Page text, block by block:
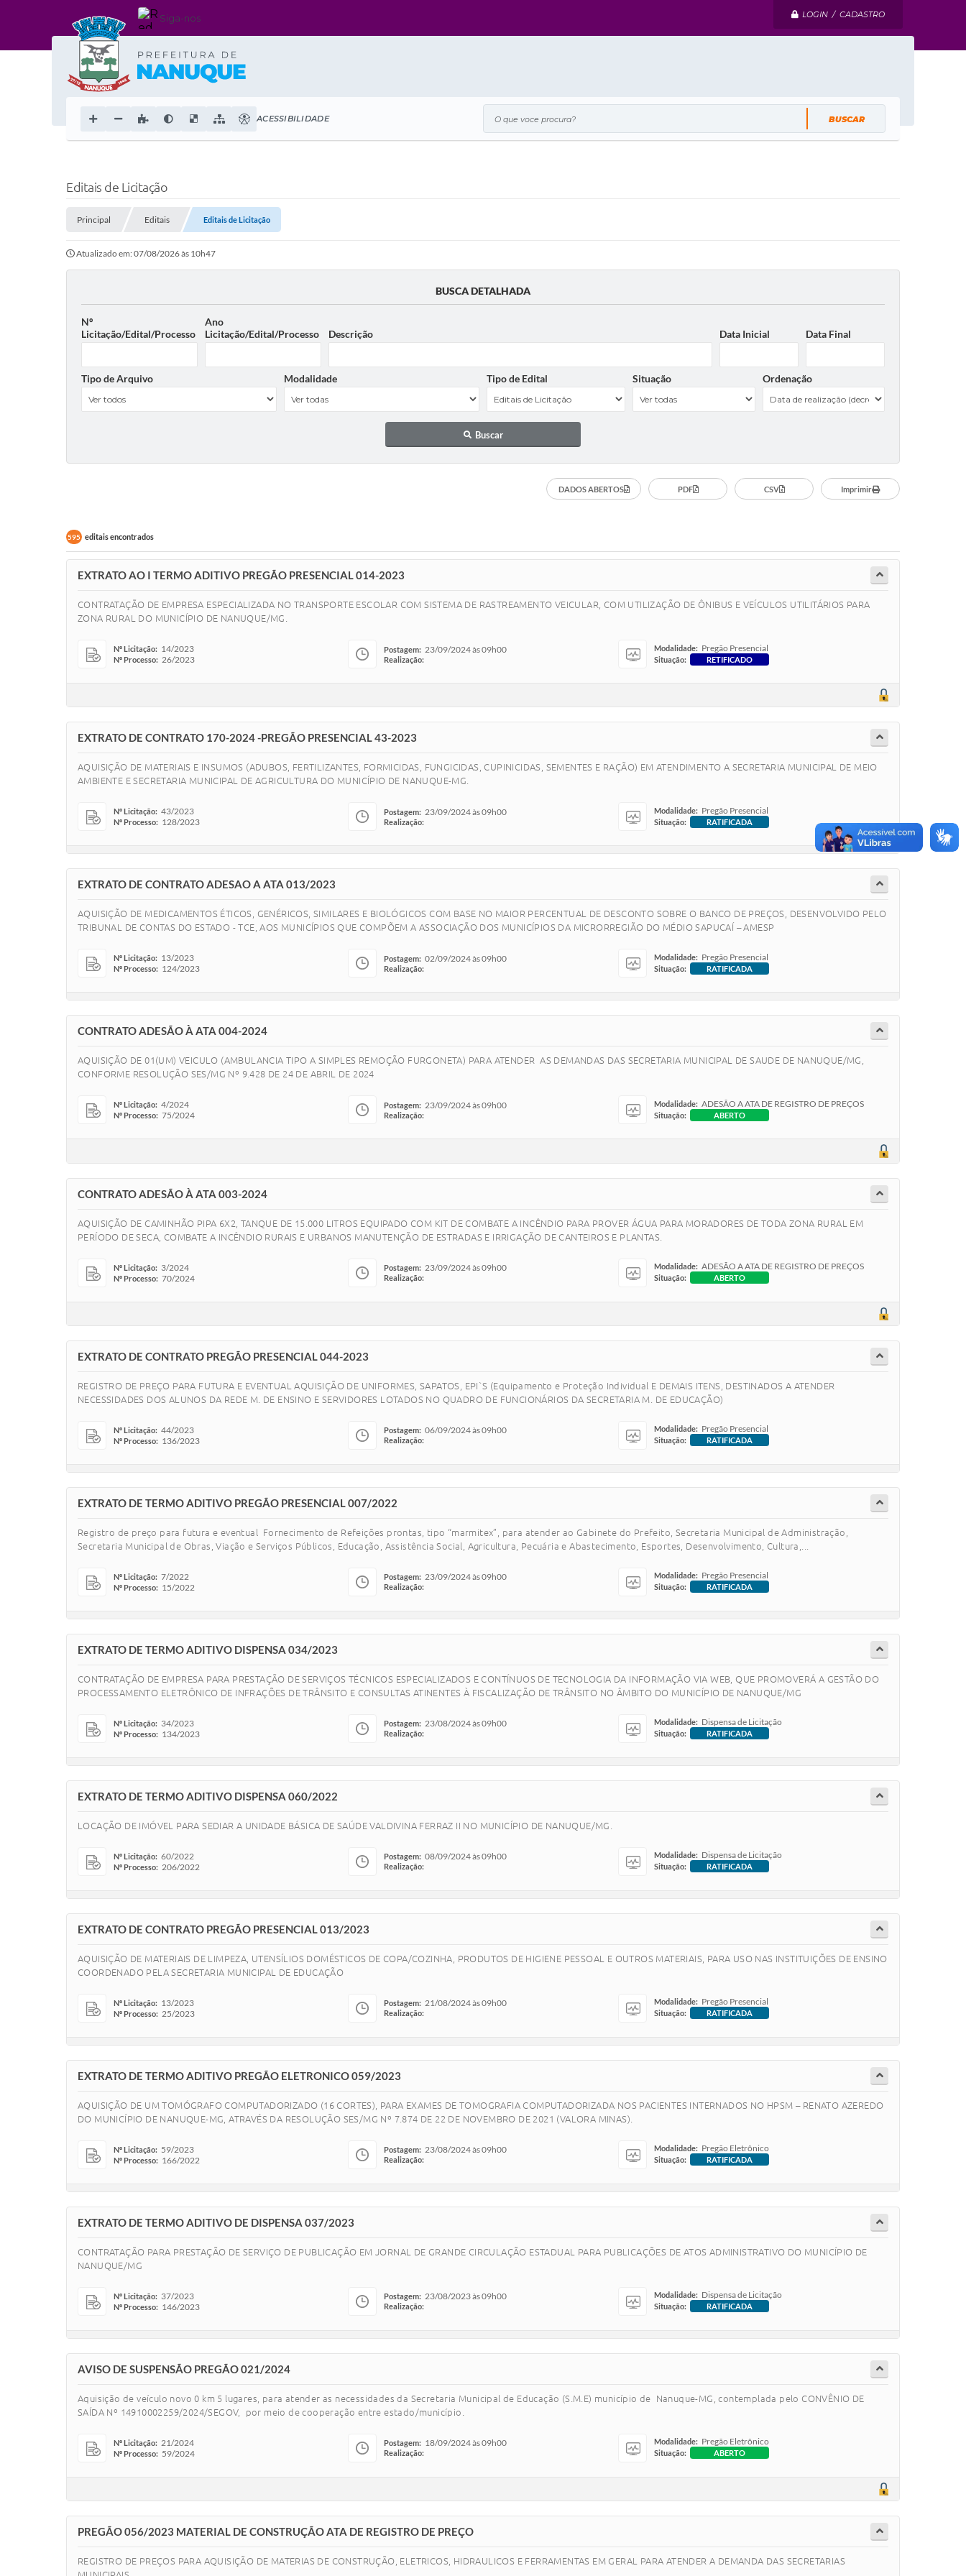
LOGIN / CADASTRO
Siga-nos
ACESSIBILIDADE O que voce procura?
Editais de Licitação
Principal Editais Editais de Licitação
Atualizado em: 07/08/2026 às 10h47
BUSCA DETALHADA
Nº
Licitação/Edital/Processo
Ano
Licitação/Edital/Processo
Descrição Data Inicial Data Final
Tipo de Arquivo Modalidade Tipo de Edital Situação Ordenação
Buscar
DADOS ABERTOS PDF CSV Imprimir
595 editais encontrados
EXTRATO AO I TERMO ADITIVO PREGÃO PRESENCIAL 014-2023
CONTRATAÇÃO DE EMPRESA ESPECIALIZADA NO TRANSPORTE ESCOLAR COM SISTEMA DE RASTREAMENTO VEICULAR, COM UTILIZAÇÃO DE ÔNIBUS E VEÍCULOS UTILITÁRIOS PARA
ZONA RURAL DO MUNICÍPIO DE NANUQUE/MG.
Nº Licitação: 14/2023
Nº Processo: 26/2023
Postagem: 23/09/2024 às 09h00
Realização:
Modalidade: Pregão Presencial
Situação: RETIFICADO
EXTRATO DE CONTRATO 170-2024 -PREGÃO PRESENCIAL 43-2023
AQUISIÇÃO DE MATERIAIS E INSUMOS (ADUBOS, FERTILIZANTES, FORMICIDAS, FUNGICIDAS, CUPINICIDAS, SEMENTES E RAÇÃO) EM ATENDIMENTO A SECRETARIA MUNICIPAL DE MEIO
AMBIENTE E SECRETARIA MUNICIPAL DE AGRICULTURA DO MUNICÍPIO DE NANUQUE-MG.
Nº Licitação: 43/2023
Nº Processo: 128/2023
Postagem: 23/09/2024 às 09h00
Realização:
Modalidade: Pregão Presencial
Situação: RATIFICADA
EXTRATO DE CONTRATO ADESAO A ATA 013/2023
AQUISIÇÃO DE MEDICAMENTOS ÉTICOS, GENÉRICOS, SIMILARES E BIOLÓGICOS COM BASE NO MAIOR PERCENTUAL DE DESCONTO SOBRE O BANCO DE PREÇOS, DESENVOLVIDO PELO
TRIBUNAL DE CONTAS DO ESTADO - TCE, AOS MUNICÍPIOS QUE COMPÕEM A ASSOCIAÇÃO DOS MUNICÍPIOS DA MICRORREGIÃO DO MÉDIO SAPUCAÍ – AMESP
Nº Licitação: 13/2023
Nº Processo: 124/2023
Postagem: 02/09/2024 às 09h00
Realização:
Modalidade: Pregão Presencial
Situação: RATIFICADA
CONTRATO ADESÃO À ATA 004-2024
AQUISIÇÃO DE 01(UM) VEICULO (AMBULANCIA TIPO A SIMPLES REMOÇÃO FURGONETA) PARA ATENDER AS DEMANDAS DAS SECRETARIA MUNICIPAL DE SAUDE DE NANUQUE/MG,
CONFORME RESOLUÇÃO SES/MG Nº 9.428 DE 24 DE ABRIL DE 2024
Nº Licitação: 4/2024
Nº Processo: 75/2024
Postagem: 23/09/2024 às 09h00
Realização:
Modalidade: ADESÃO A ATA DE REGISTRO DE PREÇOS
Situação: ABERTO
CONTRATO ADESÃO À ATA 003-2024
AQUISIÇÃO DE CAMINHÃO PIPA 6X2, TANQUE DE 15.000 LITROS EQUIPADO COM KIT DE COMBATE A INCÊNDIO PARA PROVER ÁGUA PARA MORADORES DE TODA ZONA RURAL EM
PERÍODO DE SECA, COMBATE A INCÊNDIO RURAIS E URBANOS MANUTENÇÃO DE ESTRADAS E IRRIGAÇÃO DE CANTEIROS E PLANTAS.
Nº Licitação: 3/2024
Nº Processo: 70/2024
Postagem: 23/09/2024 às 09h00
Realização:
Modalidade: ADESÃO A ATA DE REGISTRO DE PREÇOS
Situação: ABERTO
EXTRATO DE CONTRATO PREGÃO PRESENCIAL 044-2023
REGISTRO DE PREÇO PARA FUTURA E EVENTUAL AQUISIÇÃO DE UNIFORMES, SAPATOS, EPI`S (Equipamento e Proteção Individual E DEMAIS ITENS, DESTINADOS A ATENDER
NECESSIDADES DOS ALUNOS DA REDE M. DE ENSINO E SERVIDORES LOTADOS NO QUADRO DE FUNCIONÁRIOS DA SECRETARIA M. DE EDUCAÇÃO)
Nº Licitação: 44/2023
Nº Processo: 136/2023
Postagem: 06/09/2024 às 09h00
Realização:
Modalidade: Pregão Presencial
Situação: RATIFICADA
EXTRATO DE TERMO ADITIVO PREGÃO PRESENCIAL 007/2022
Registro de preço para futura e eventual Fornecimento de Refeições prontas, tipo “marmitex”, para atender ao Gabinete do Prefeito, Secretaria Municipal de Administração,
Secretaria Municipal de Obras, Viação e Serviços Públicos, Educação, Assistência Social, Agricultura, Pecuária e Abastecimento, Esportes, Desenvolvimento, Cultura,...
Nº Licitação: 7/2022
Nº Processo: 15/2022
Postagem: 23/09/2024 às 09h00
Realização:
Modalidade: Pregão Presencial
Situação: RATIFICADA
EXTRATO DE TERMO ADITIVO DISPENSA 034/2023
CONTRATAÇÃO DE EMPRESA PARA PRESTAÇÃO DE SERVIÇOS TÉCNICOS ESPECIALIZADOS E CONTÍNUOS DE TECNOLOGIA DA INFORMAÇÃO VIA WEB, QUE PROMOVERÁ A GESTÃO DO
PROCESSAMENTO ELETRÔNICO DE INFRAÇÕES DE TRÂNSITO E CONSULTAS ATINENTES À FISCALIZAÇÃO DE TRÂNSITO NO ÂMBITO DO MUNICÍPIO DE NANUQUE/MG
Nº Licitação: 34/2023
Nº Processo: 134/2023
Postagem: 23/08/2024 às 09h00
Realização:
Modalidade: Dispensa de Licitação
Situação: RATIFICADA
EXTRATO DE TERMO ADITIVO DISPENSA 060/2022
LOCAÇÃO DE IMÓVEL PARA SEDIAR A UNIDADE BÁSICA DE SAÚDE VALDIVINA FERRAZ II NO MUNICÍPIO DE NANUQUE/MG.
Nº Licitação: 60/2022
Nº Processo: 206/2022
Postagem: 08/09/2024 às 09h00
Realização:
Modalidade: Dispensa de Licitação
Situação: RATIFICADA
EXTRATO DE CONTRATO PREGÃO PRESENCIAL 013/2023
AQUISIÇÃO DE MATERIAIS DE LIMPEZA, UTENSÍLIOS DOMÉSTICOS DE COPA/COZINHA, PRODUTOS DE HIGIENE PESSOAL E OUTROS MATERIAIS, PARA USO NAS INSTITUIÇÕES DE ENSINO
COORDENADO PELA SECRETARIA MUNICIPAL DE EDUCAÇÃO
Nº Licitação: 13/2023
Nº Processo: 25/2023
Postagem: 21/08/2024 às 09h00
Realização:
Modalidade: Pregão Presencial
Situação: RATIFICADA
EXTRATO DE TERMO ADITIVO PREGÃO ELETRONICO 059/2023
AQUISIÇÃO DE UM TOMÓGRAFO COMPUTADORIZADO (16 CORTES), PARA EXAMES DE TOMOGRAFIA COMPUTADORIZADA NOS PACIENTES INTERNADOS NO HPSM – RENATO AZEREDO
DO MUNICÍPIO DE NANUQUE-MG, ATRAVÉS DA RESOLUÇÃO SES/MG Nº 7.874 DE 22 DE NOVEMBRO DE 2021 (VALORA MINAS).
Nº Licitação: 59/2023
Nº Processo: 166/2022
Postagem: 23/08/2024 às 09h00
Realização:
Modalidade: Pregão Eletrônico
Situação: RATIFICADA
EXTRATO DE TERMO ADITIVO DE DISPENSA 037/2023
CONTRATAÇÃO PARA PRESTAÇÃO DE SERVIÇO DE PUBLICAÇÃO EM JORNAL DE GRANDE CIRCULAÇÃO ESTADUAL PARA PUBLICAÇÕES DE ATOS ADMINISTRATIVO DO MUNICÍPIO DE
NANUQUE/MG
Nº Licitação: 37/2023
Nº Processo: 146/2023
Postagem: 23/08/2023 às 09h00
Realização:
Modalidade: Dispensa de Licitação
Situação: RATIFICADA
AVISO DE SUSPENSÃO PREGÃO 021/2024
Aquisição de veículo novo 0 km 5 lugares, para atender as necessidades da Secretaria Municipal de Educação (S.M.E) município de Nanuque-MG, contemplada pelo CONVÊNIO DE
SAÍDA Nº 14910002259/2024/SEGOV, por meio de cooperação entre estado/município.
Nº Licitação: 21/2024
Nº Processo: 59/2024
Postagem: 18/09/2024 às 09h00
Realização:
Modalidade: Pregão Eletrônico
Situação: ABERTO
PREGÃO 056/2023 MATERIAL DE CONSTRUÇÃO ATA DE REGISTRO DE PREÇO
REGISTRO DE PREÇOS PARA AQUISIÇÃO DE MATERIAS DE CONSTRUÇÃO, ELETRICOS, HIDRAULICOS E FERRAMENTAS EM GERAL PARA ATENDER A DEMANDA DAS SECRETARIAS